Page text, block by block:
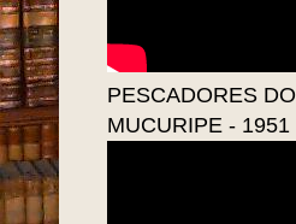
PESCADORES DO
MUCURIPE - 1951